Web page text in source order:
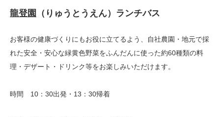
龍登園 （りゅうとうえん）ランチバス
お客様の健康づくりにもお役に立てるよう、自社農園・地元で採
れた安全・安心な緑黄色野菜をふんだんに使った約60種類の料
理・デザート・ドリンク等をお楽しみいただけます。
時間 10：30出発・13：30帰着